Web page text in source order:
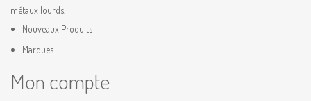
métaux lourds.
Nouveaux Produits
Marques
Mon compte